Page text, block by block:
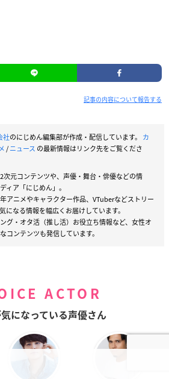
記事の内容について報告する
社のにじめん編集部が作成・配信しています。 カ
/ニュース の最新情報はリンク先をご覧くださ
次元コンテンツや、声優・舞台・俳優などの情
ィア「にじめん」。
アニメやキャラクター作品、VTuberなどストリー
になる情報を幅広くお届けしています。
グ・オタ活（推し活）お役立ち情報など、女性オ
コンテンツも発信しています。
ACTOR
になっている声優さん